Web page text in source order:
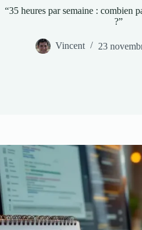
“35 heures par semaine : combien
?”
Vincent 23